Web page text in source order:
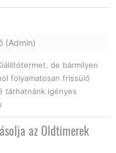
(Admin)
de bármilyen
folyamatosan frissülő
tárhatnánk igényes
az Oldtimerek